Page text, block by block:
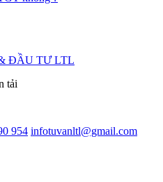
ĐẦU TƯ LTL
tải
954 infotuvanltl@gmail.com